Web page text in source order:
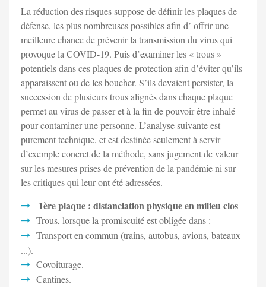
La réduction des risques suppose de définir les plaques de
défense, les plus nombreuses possibles afin d’ offrir une
meilleure chance de prévenir la transmission du virus qui
provoque la COVID-19. Puis d’examiner les « trous »
potentiels dans ces plaques de protection afin d’éviter qu’ils
apparaissent ou de les boucher. S’ils devaient persister, la
succession de plusieurs trous alignés dans chaque plaque
permet au virus de passer et à la fin de pouvoir être inhalé
pour contaminer une personne. L’analyse suivante est
purement technique, et est destinée seulement à servir
d’exemple concret de la méthode, sans jugement de valeur
sur les mesures prises de prévention de la pandémie ni sur
les critiques qui leur ont été adressées.
1ère plaque : distanciation physique en milieu clos
Trous, lorsque la promiscuité est obligée dans :
Transport en commun (trains, autobus, avions, bateaux
...).
Covoiturage.
Cantines.